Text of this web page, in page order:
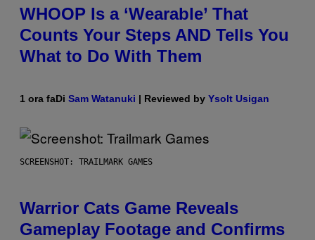
WHOOP Is a ‘Wearable’ That
Counts Your Steps AND Tells You
What to Do With Them
1 ora faDi Sam Watanuki | Reviewed by Ysolt Usigan
SCREENSHOT: TRAILMARK GAMES
Warrior Cats Game Reveals
Gameplay Footage and Confirms